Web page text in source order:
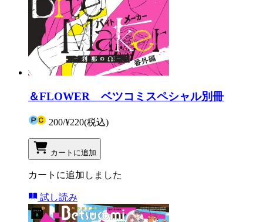
＆FLOWER ベツコミスペシャル別冊
200/¥220(税込)
カートに追加
カートに追加しました
試し読み